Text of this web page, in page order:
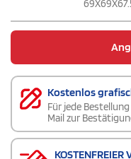
Kostenlos
Für jede
Mail zur
KOSTENFREIER